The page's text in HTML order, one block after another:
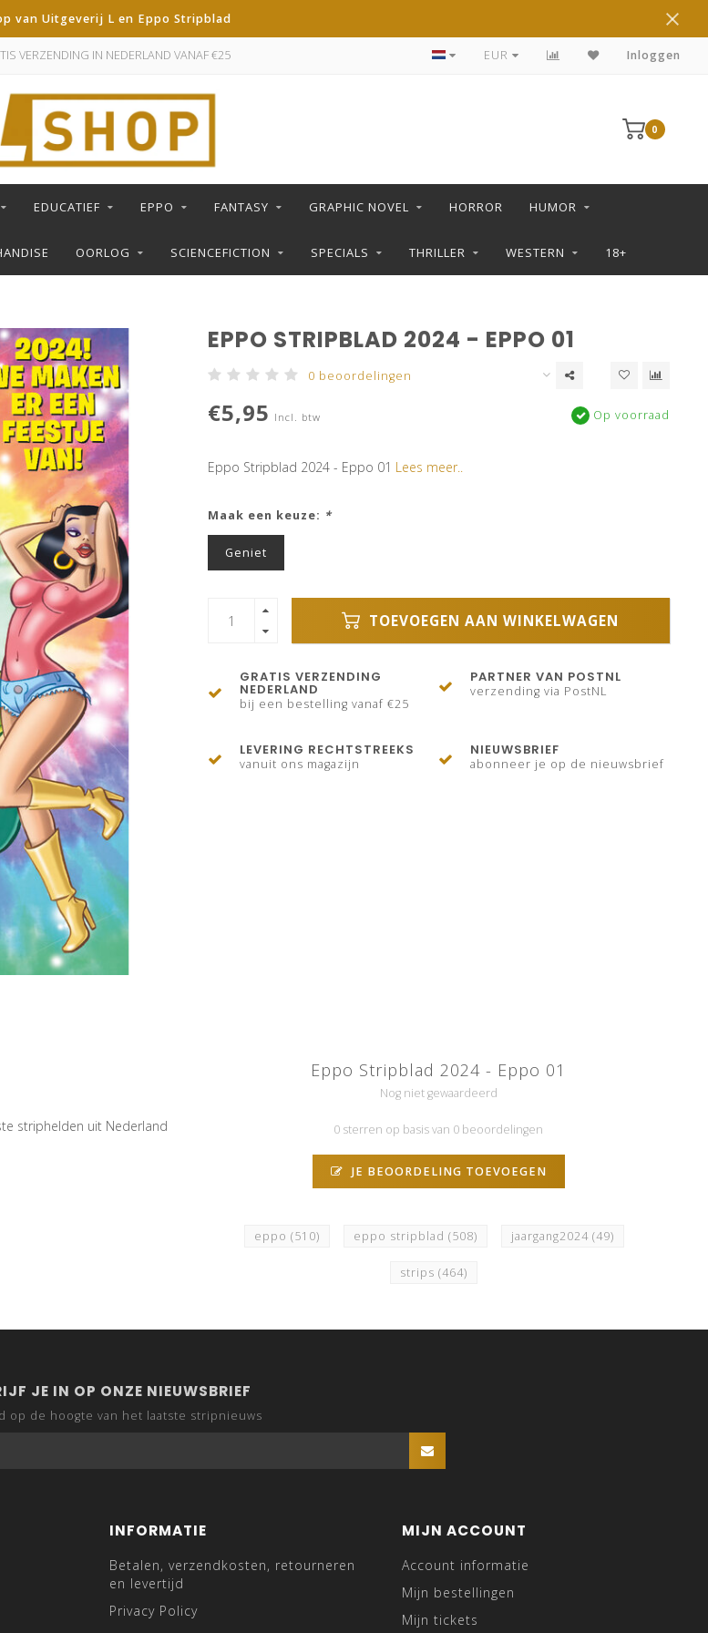
van Uitgeverij L en Eppo Stripblad
VERZENDING IN NEDERLAND VANAF €25 DE LEUKSTE STRIPS KOOP JE IN DE L SHOP
EUR Inloggen
0
EDUCATIEF EPPO FANTASY GRAPHIC NOVEL HORROR HUMOR
OORLOG SCIENCEFICTION SPECIALS THRILLER WESTERN 18+
EPPO STRIPBLAD 2024 - EPPO 01
0 beoordelingen
€5,95 Incl. btw Op voorraad
Eppo Stripblad 2024 - Eppo 01 Lees meer..
Maak een keuze: *
Geniet
TOEVOEGEN AAN WINKELWAGEN
GRATIS VERZENDING
NEDERLAND
bij een bestelling vanaf €25
PARTNER VAN POSTNL
verzending via PostNL
LEVERING RECHTSTREEKS
vanuit ons magazijn
NIEUWSBRIEF
abonneer je op de nieuwsbrief
striphelden uit Nederland
Eppo Stripblad 2024 - Eppo 01
Nog niet gewaardeerd
0 sterren op basis van 0 beoordelingen
JE BEOORDELING TOEVOEGEN
eppo (510) eppo stripblad (508) jaargang2024 (49)
strips(464)
JE IN OP ONZE NIEUWSBRIEF
op de hoogte van het laatste stripnieuws
INFORMATIE
Betalen, verzendkosten, retourneren
en levertijd
Privacy Policy
MIJN ACCOUNT
Account informatie
Mijn bestellingen
Mijn tickets